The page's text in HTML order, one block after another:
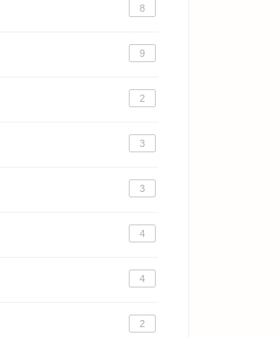
8
9
2
3
3
4
4
2